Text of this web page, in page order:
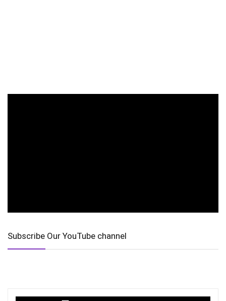
Subscribe Our YouTube channel